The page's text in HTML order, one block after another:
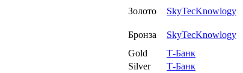
Золото
SkyTecKnowlogy
Бронза
SkyTecKnowlogy
Gold
Т-Банк
Silver
Т-Банк